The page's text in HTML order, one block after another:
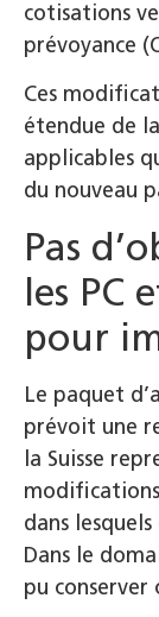
cotisations
prévoyance
Ces
étendue de
applicables
du nouveau
Pas
les PC
pour
Le paquet
prévoit une
la Suisse
dans
Dans le
pu conserver